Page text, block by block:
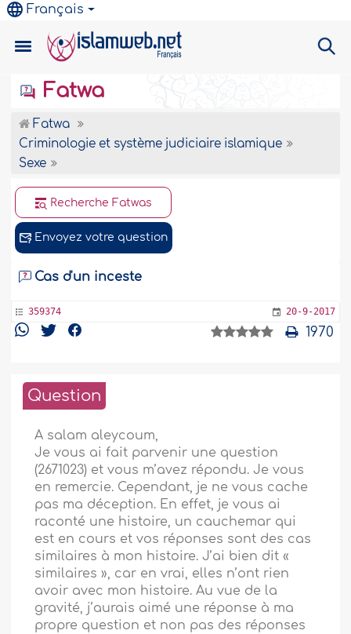
Français
Fatwa
Fatwa
Criminologie et système judiciaire islamique
Sexe
Recherche Fatwas
Envoyez votre question
Cas d'un inceste
359374 20-9-2017
1970
Question
A salam aleycoum,
Je vous ai fait parvenir une question
(2671023) et vous m’avez répondu. Je vous
en remercie. Cependant, je ne vous cache
pas ma déception. En effet, je vous ai
raconté une histoire, un cauchemar qui
est en cours et vos réponses sont des cas
similaires à mon histoire. J’ai bien dit «
similaires », car en vrai, elles n’ont rien
avoir avec mon histoire. Au vue de la
gravité, j’aurais aimé une réponse à ma
propre question et non pas des réponses